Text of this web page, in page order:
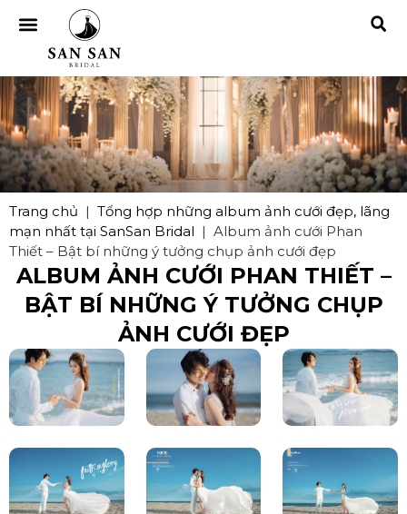
Trang chủ | Tổng hợp những album ảnh cưới đẹp, lãng
mạn nhất tại SanSan Bridal | Album ảnh cưới Phan
Thiết – Bật bí những ý tưởng chụp ảnh cưới đẹp
ALBUM ẢNH CƯỚI PHAN THIẾT –
BẬT BÍ NHỮNG Ý TƯỞNG CHỤP
ẢNH CƯỚI ĐẸP